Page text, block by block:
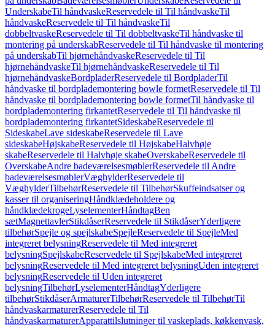
UnderskabeTil håndvaskeReservedele til Til håndvaskeTil
håndvaskeReservedele til Til håndvaskeTil
dobbeltvaskeReservedele til Til dobbeltvaskeTil håndvaske til
montering på underskabReservedele til Til håndvaske til montering
på underskabTil hjørnehåndvaskeReservedele til Til
hjørnehåndvaskeTil hjørnehåndvaskeReservedele til Til
hjørnehåndvaskeBordpladerReservedele til BordpladerTil
håndvaske til bordplademontering bowle formetReservedele til Til
håndvaske til bordplademontering bowle formetTil håndvaske til
bordplademontering firkantetReservedele til Til håndvaske til
bordplademontering firkantetSideskabeReservedele til
SideskabeLave sideskabeReservedele til Lave
sideskabeHøjskabeReservedele til HøjskabeHalvhøje
skabeReservedele til Halvhøje skabeOverskabeReservedele til
OverskabeAndre badeværelsesmøblerReservedele til Andre
badeværelsesmøblerVæghylderReservedele til
VæghylderTilbehørReservedele til TilbehørSkuffeindsatser og
kasser til organiseringHåndklædeholdere og
håndklædekrogeLyselementerHåndtagBen
sætMagnettavlerStikdåserReservedele til StikdåserYderligere
tilbehørSpejle og spejlskabeSpejleReservedele til SpejleMed
integreret belysningReservedele til Med integreret
belysningSpejlskabeReservedele til SpejlskabeMed integreret
belysningReservedele til Med integreret belysningUden integreret
belysningReservedele til Uden integreret
belysningTilbehørLyselementerHåndtagYderligere
tilbehørStikdåserArmaturerTilbehørReservedele til TilbehørTil
håndvaskarmaturerReservedele til Til
håndvaskarmaturerApparattilslutninger til vaskeplads, køkkenvask,